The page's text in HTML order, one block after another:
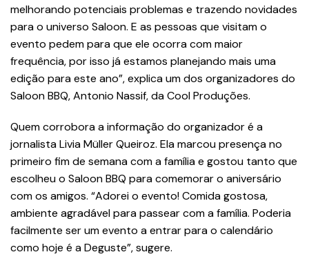
melhorando potenciais problemas e trazendo novidades
para o universo Saloon. E as pessoas que visitam o
evento pedem para que ele ocorra com maior
frequência, por isso já estamos planejando mais uma
edição para este ano”, explica um dos organizadores do
Saloon BBQ, Antonio Nassif, da Cool Produções.
Quem corrobora a informação do organizador é a
jornalista Livia Müller Queiroz. Ela marcou presença no
primeiro fim de semana com a família e gostou tanto que
escolheu o Saloon BBQ para comemorar o aniversário
com os amigos. “Adorei o evento! Comida gostosa,
ambiente agradável para passear com a família. Poderia
facilmente ser um evento a entrar para o calendário
como hoje é a Deguste”, sugere.